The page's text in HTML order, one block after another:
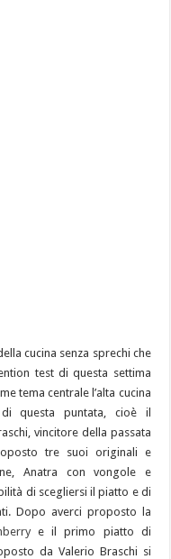
cucina senza sprechi che
test di questa settima
tema centrale l’alta cucina
di questa puntata, cioè il
vincitore della passata
tre suoi originali e
Anatra con vongole e
di scegliersi il piatto e di
Dopo averci proposto la
e il primo piatto di
da Valerio Braschi si